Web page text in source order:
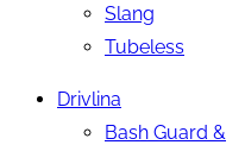
Slang
Tubeless
Drivlina
Bash Guard &